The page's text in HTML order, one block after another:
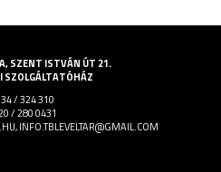
SZENT ISTVÁN ÚT 21.
SZOLGÁLTATÓHÁZ
/ 324 310
/ 280 0431
INFO.TBLEVELTAR@GMAIL.COM